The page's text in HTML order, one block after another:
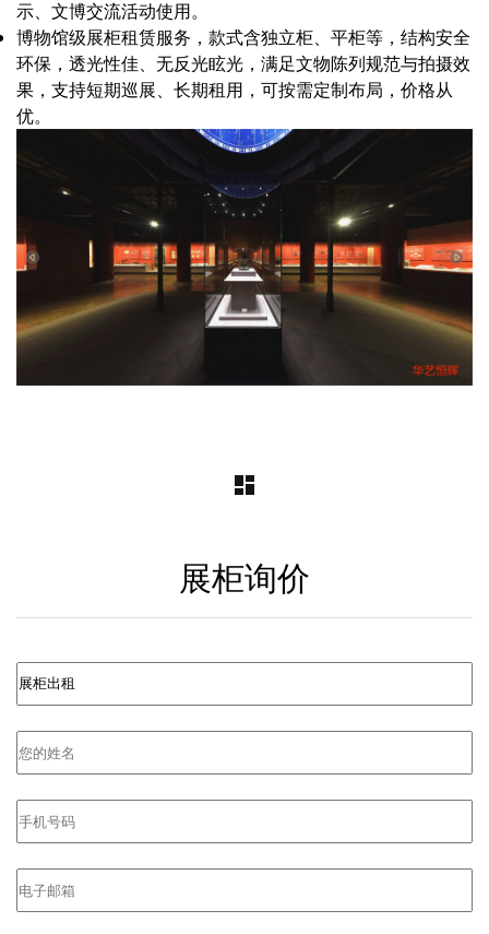
示、文博交流活动使用。
博物馆级展柜租赁服务，款式含独立柜、平柜等，结构安全
环保，透光性佳、无反光眩光，满足文物陈列规范与拍摄效
果，支持短期巡展、长期租用，可按需定制布局，价格从
优。
Post
dashboard
展柜询价